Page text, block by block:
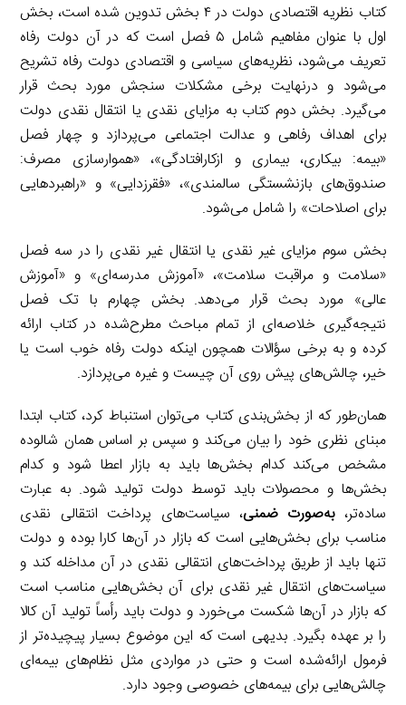
کتاب نظریه اقتصادی دولت در ۴ بخش تدوین شده است، بخش
اول با عنوان مفاهیم شامل ۵ فصل است که در آن دولت رفاه
تعریف می‌شود، نظریه‌های سیاسی و اقتصادی دولت رفاه تشریح
می‌شود و درنهایت برخی مشکلات سنجش مورد بحث قرار
می‌گیرد. بخش دوم کتاب به مزایای نقدی یا انتقال نقدی دولت
برای اهداف رفاهی و عدالت اجتماعی می‌پردازد و چهار فصل
«بیمه: بیکاری، بیماری و ازکارافتادگی»، «هموارسازی مصرف:
صندوق‌های بازنشستگی سالمندی»، «فقرزدایی» و «راهبردهایی
برای اصلاحات» را شامل می‌شود.
بخش سوم مزایای غیر نقدی یا انتقال غیر نقدی را در سه فصل
«سلامت و مراقبت سلامت»، «آموزش مدرسه‌ای» و «آموزش
عالی» مورد بحث قرار می‌دهد. بخش چهارم با تک فصل
نتیجه‌گیری خلاصه‌ای از تمام مباحث مطرح‌شده در کتاب ارائه
کرده و به برخی سؤالات همچون اینکه دولت رفاه خوب است یا
خیر، چالش‌های پیش روی آن چیست و غیره می‌پردازد.
همان‌طور که از بخش‌بندی کتاب می‌توان استنباط کرد، کتاب ابتدا
مبنای نظری خود را بیان می‌کند و سپس بر اساس همان شالوده
مشخص می‌کند کدام بخش‌ها باید به بازار اعطا شود و کدام
بخش‌ها و محصولات باید توسط دولت تولید شود. به عبارت
ساده‌تر،به‌صورت ضمنی، سیاست‌های پرداخت انتقالی نقدی
مناسب برای بخش‌هایی است که بازار در آن‌ها کارا بوده و دولت
تنها باید از طریق پرداخت‌های انتقالی نقدی در آن مداخله کند و
سیاست‌های انتقال غیر نقدی برای آن بخش‌هایی مناسب است
که بازار در آن‌ها شکست می‌خورد و دولت باید رأساً تولید آن کالا
را بر عهده بگیرد. بدیهی است که این موضوع بسیار پیچیده‌تر از
فرمول ارائه‌شده است و حتی در مواردی مثل نظام‌های بیمه‌ای
چالش‌هایی برای بیمه‌های خصوصی وجود دارد.